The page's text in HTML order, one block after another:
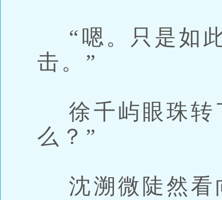
“嗯。只是如
击。”
徐千屿眼珠转
么？”
沈溯微陡然看